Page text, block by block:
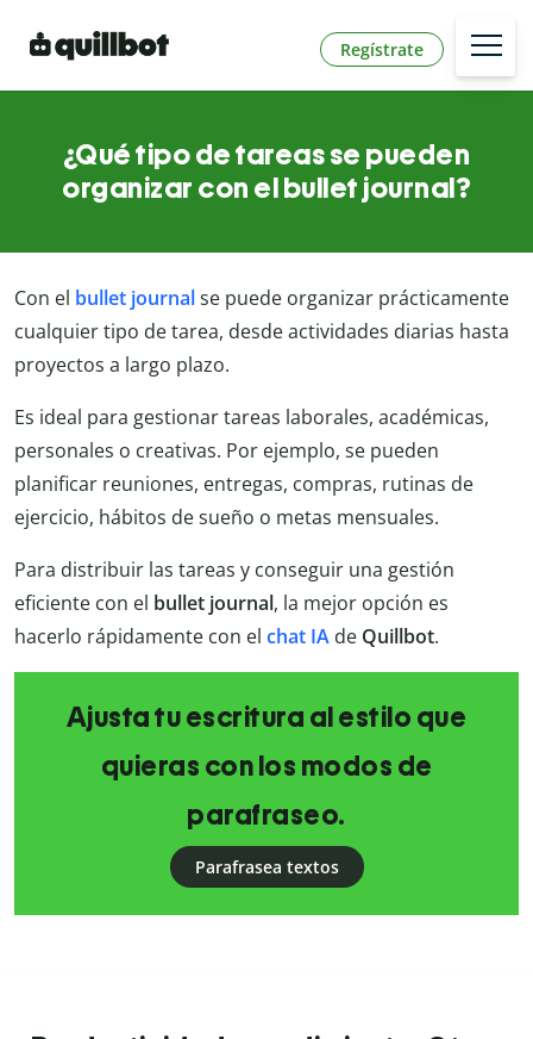
Regístrate
¿Qué tipo de tareas se pueden
organizar con el bullet journal?
Con el bullet journalse puede organizar prácticamente
cualquier tipo de tarea, desde actividades diarias hasta
proyectos a largo plazo.
Es ideal para gestionar tareas laborales, académicas,
personales o creativas. Por ejemplo, se pueden
planificar reuniones, entregas, compras, rutinas de
ejercicio, hábitos de sueño o metas mensuales.
Para distribuir las tareas y conseguir una gestión
eficiente con el bullet journal, la mejor opción es
hacerlo rápidamente con el chat IA de Quillbot.
Ajusta tu escritura al estilo que
quieras con los modos de
parafraseo.
Parafrasea textos